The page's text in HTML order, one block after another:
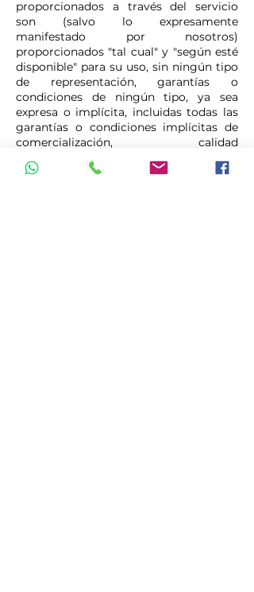
proporcionados a través del servicio
son (salvo lo expresamente
manifestado por nosotros)
proporcionados "tal cual" y "según esté
disponible" para su uso, sin ningún tipo
de representación, garantías o
condiciones de ningún tipo, ya sea
expresa o implícita, incluidas todas las
garantías o condiciones implícitas de
comercialización, calidad
comercializable, la aptitud para un
propósito particular, durabilidad, título